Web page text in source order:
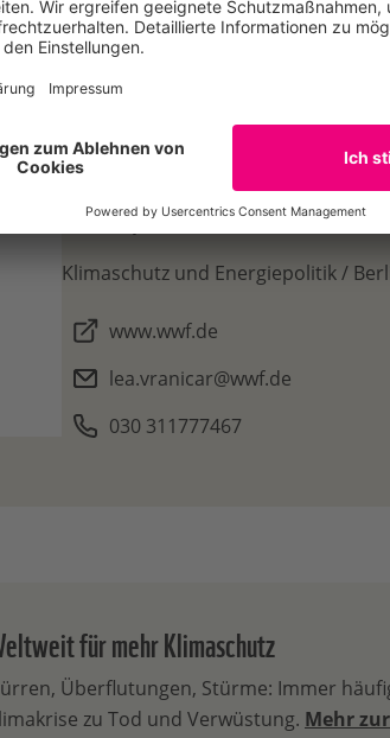
Kontakt
Lea
Pressesprecherin
Klimaschutz und Energiepolitik /
www.wwf.de
lea.vranicar@wwf.de
030 311777467
für mehr Klimaschutz
Überflutungen, Stürme: Immer
zu Tod und Verwüstung. Mehr